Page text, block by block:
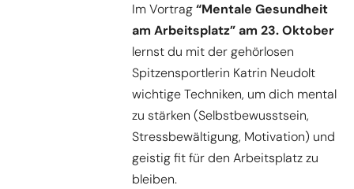
Im Vortrag“Mentale Gesundheit
am Arbeitsplatz” am 23. Oktober
lernst du mit der gehörlosen
Spitzensportlerin Katrin Neudolt
wichtige Techniken, um dich mental
zu stärken (Selbstbewusstsein,
Stressbewältigung, Motivation) und
geistig fit für den Arbeitsplatz zu
bleiben.